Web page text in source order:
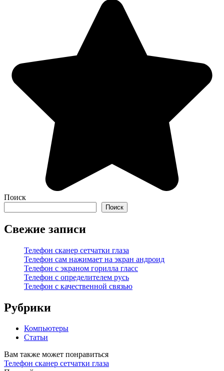
Поиск
Поиск
Свежие записи
Телефон сканер сетчатки глаза
Телефон сам нажимает на экран андроид
Телефон с экраном горилла гласс
Телефон с определителем русь
Телефон с качественной связью
Рубрики
Компьютеры
Статьи
Вам также может понравиться
Телефон сканер сетчатки глаза